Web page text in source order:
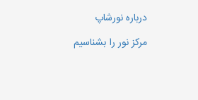
درباره نورشاپ
مرکز نور را بشناسیم